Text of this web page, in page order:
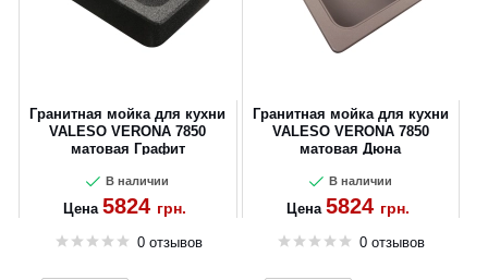
Гранитная мойка для кухни
VALESO VERONA 7850
матовая Графит
В наличии
Цена 5824 грн.
0 отзывов
Гранитная мойка для кухни
VALESO VERONA 7850
матовая Дюна
В наличии
Цена 5824 грн.
0 отзывов